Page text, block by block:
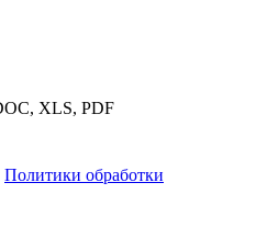
XLS, PDF
Политики обработки